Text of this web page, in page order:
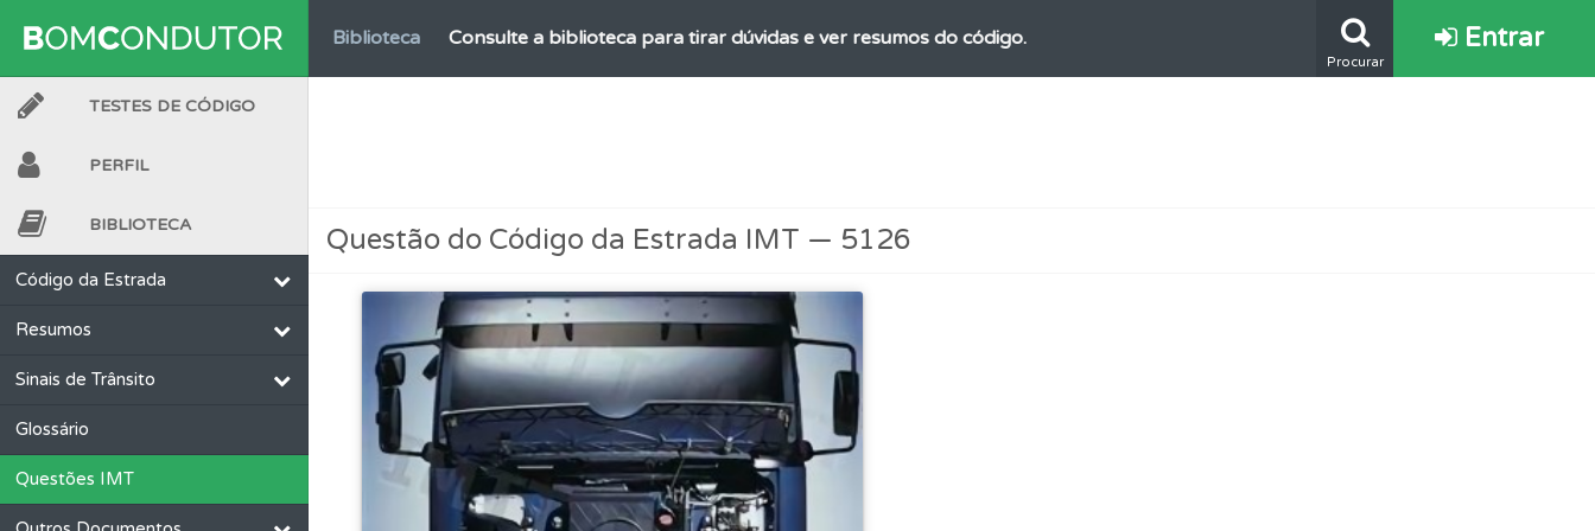
Biblioteca Consulte a biblioteca para tirar dúvidas e ver resumos do código.
Perfil Veja os temas onde tem mais dificuldades no seu perfil.
Testes O teste "Novas" apresenta-lhe questões a que ainda não respondeu.
Veja as questões que errou no seu perfil.
Procurar
Entrar
TESTES DE CÓDIGO
PERFIL
BIBLIOTECA
Código da Estrada
Resumos
Sinais de Trânsito
Glossário
Questões IMT
Questão do Código da Estrada IMT — 5126